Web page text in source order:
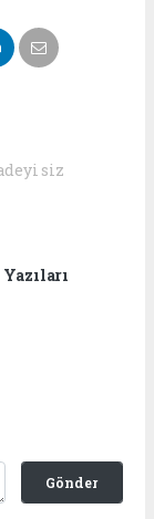
siz
Gönder